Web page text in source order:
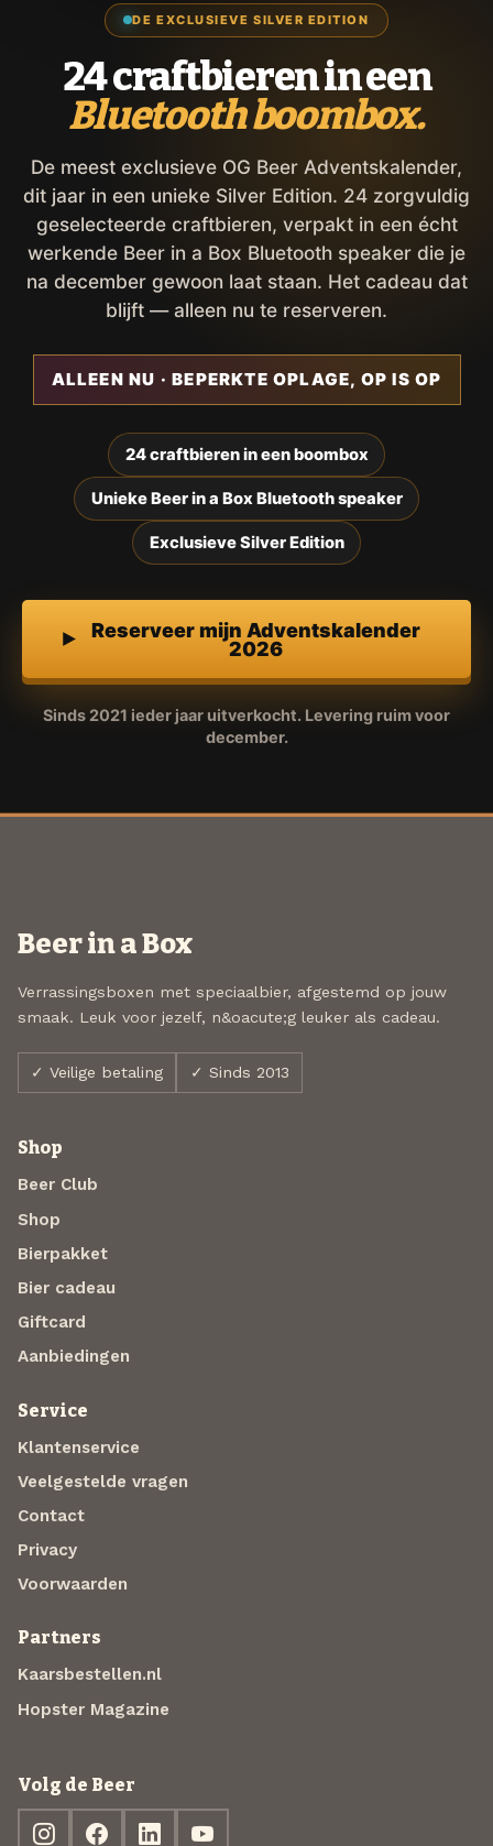
DE EXCLUSIEVE SILVER EDITION
24 craftbieren in een
Bluetooth boombox.
De meest exclusieve OG Beer Adventskalender,
dit jaar in een unieke Silver Edition. 24 zorgvuldig
geselecteerde craftbieren, verpakt in een écht
werkende Beer in a Box Bluetooth speaker die je
na december gewoon laat staan. Het cadeau dat
blijft — alleen nu te reserveren.
ALLEEN NU · BEPERKTE OPLAGE, OP IS OP
24 craftbieren in een boombox
Unieke Beer in a Box Bluetooth speaker
Exclusieve Silver Edition
Reserveer mijn Adventskalender
2026
Sinds 2021 ieder jaar uitverkocht. Levering ruim voor
december.
Beer in a Box
Verrassingsboxen met speciaalbier, afgestemd op jouw
smaak. Leuk voor jezelf, n&oacute;g leuker als cadeau.
✓ Veilige betaling ✓ Sinds 2013
Shop
Beer Club
Shop
Bierpakket
Bier cadeau
Giftcard
Aanbiedingen
Service
Klantenservice
Veelgestelde vragen
Contact
Privacy
Voorwaarden
Partners
Kaarsbestellen.nl
Hopster Magazine
Volg de Beer